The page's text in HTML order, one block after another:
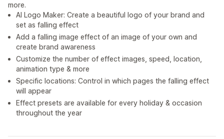
more.
AI Logo Maker: Create a beautiful logo of your brand and
set as falling effect
Add a falling image effect of an image of your own and
create brand awareness
Customize the number of effect images, speed, location,
animation type & more
Specific locations: Control in which pages the falling effect
will appear
Effect presets are available for every holiday & occasion
throughout the year